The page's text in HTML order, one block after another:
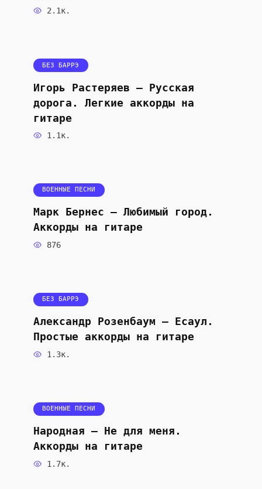
2.1к.
БЕЗ БАРРЭ
Игорь Растеряев — Русская
дорога. Легкие аккорды на
гитаре
1.1к.
ВОЕННЫЕ ПЕСНИ
Марк Бернес — Любимый город.
Аккорды на гитаре
876
БЕЗ БАРРЭ
Александр Розенбаум — Есаул.
Простые аккорды на гитаре
1.3к.
ВОЕННЫЕ ПЕСНИ
Народная — Не для меня.
Аккорды на гитаре
1.7к.